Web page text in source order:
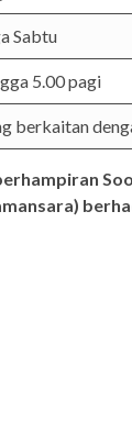
Sabtu
5.00 pagi
berkaitan